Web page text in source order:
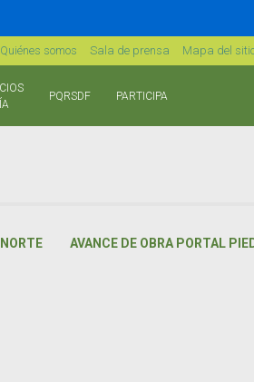
Quiénes somos Sala de prensa Mapa del
PQRSDF PARTICIPA
AVANCE DE OBRA PORTAL